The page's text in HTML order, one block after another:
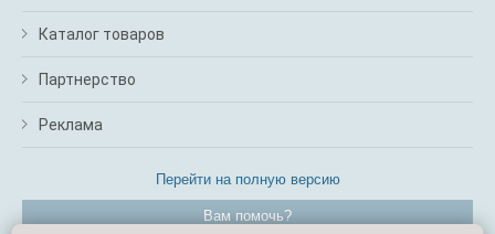
Каталог товаров
Партнерство
Реклама
Перейти на полную версию
Вам помочь?